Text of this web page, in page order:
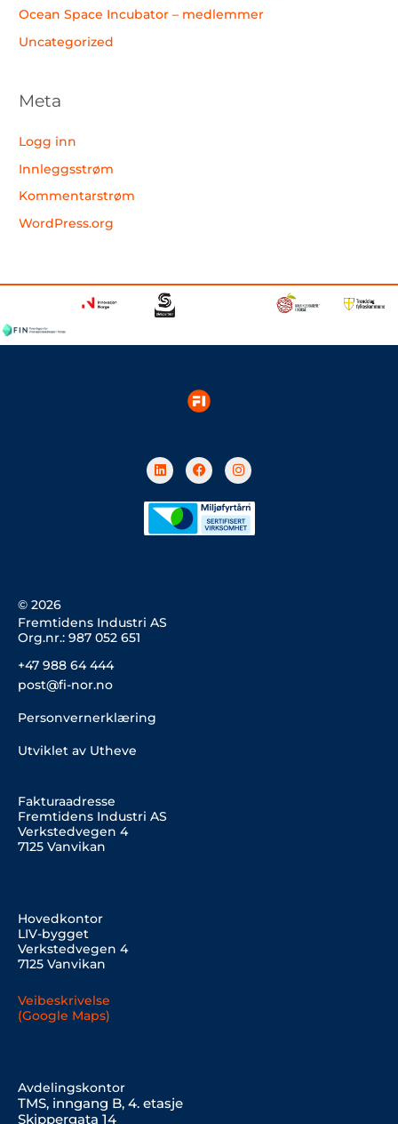
Ocean Space Incubator – medlemmer
Uncategorized
Meta
Logg inn
Innleggsstrøm
Kommentarstrøm
WordPress.org
L
i
n
e
d
i
F
a
c
b
o
o
I
n
s
a
g
r
© 2026
Fremtidens Industri AS
Org.nr.: 987 052 651
+47 988 64 444
post@fi-nor.no
Personvernerklæring
Utviklet av Utheve
Fakturaadresse
Fremtidens Industri AS
Verkstedvegen 4
7125 Vanvikan
Hovedkontor
LIV-bygget
Verkstedvegen 4
7125 Vanvikan
Veibeskrivelse
(Google Maps)
Avdelingskontor
TMS, inngang B, 4. etasje
Skippergata 14